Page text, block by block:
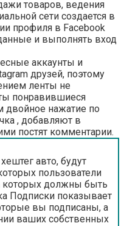
товаров, ведения
сети создается в
профиля в Facebook
и выполнять вход
аккаунты и
друзей, поэтому
ленты не
понравившиеся
двойное нажатие по
, добавляют в
постят комментарии.
авто, будут
пользователи
которых должны быть
Подписки показывает
вы подписаны, а
ваших собственных